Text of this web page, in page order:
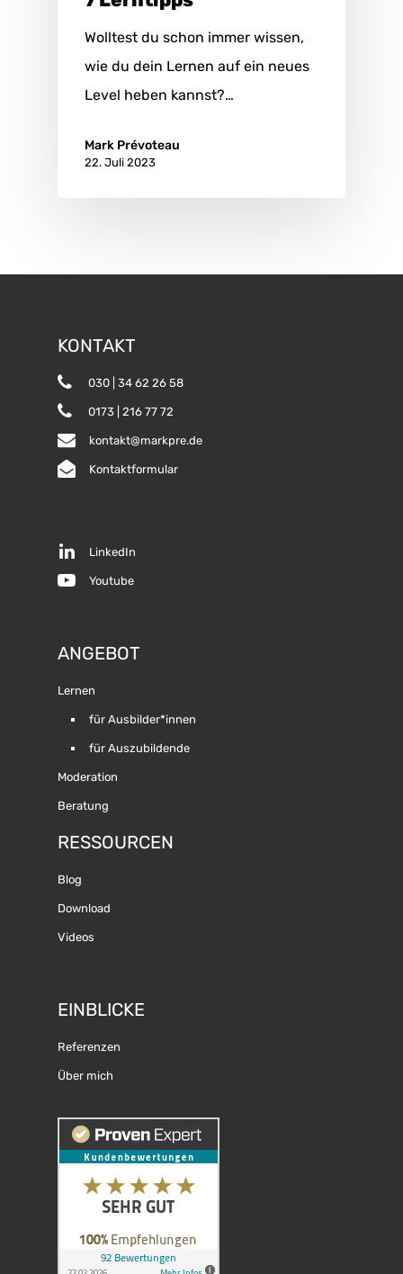
Wolltest du schon immer wissen,
wie du dein Lernen auf ein neues
Level heben kannst?…
Mark Prévoteau
22. Juli 2023
KONTAKT
030 | 34 62 26 58
0173 | 216 77 72
kontakt@markpre.de
Kontaktformular
LinkedIn
Youtube
ANGEBOT
Lernen
für Ausbilder*innen
für Auszubildende
Moderation
Beratung
RESSOURCEN
Blog
Download
Videos
EINBLICKE
Referenzen
Über mich